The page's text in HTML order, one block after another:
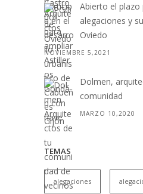
Abierto el
alegaciones y
Oviedo
NOVIEMBRE 5,2021
Dolmen,
comunidad
MARZO 10,2020
TEMAS
alegaciones